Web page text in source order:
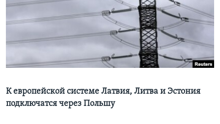
Learning English
СОЦИАЛЬНЫЕ СЕТИ
Языки
К европейской системе Латвия, Литва и Эстония
подключатся через Польшу